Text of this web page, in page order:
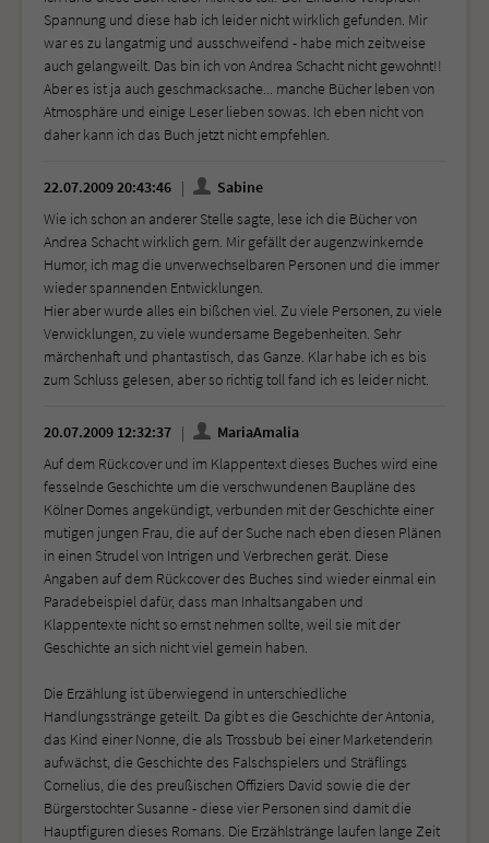
Spannung und diese hab ich leider nicht wirklich gefunden. Mir
war es zu langatmig und ausschweifend - habe mich zeitweise
auch gelangweilt. Das bin ich von Andrea Schacht nicht gewohnt!!
Aber es ist ja auch geschmacksache... manche Bücher leben von
Atmosphäre und einige Leser lieben sowas. Ich eben nicht von
daher kann ich das Buch jetzt nicht empfehlen.
22.07.2009 20:43:46
Sabine
Wie ich schon an anderer Stelle sagte, lese ich die Bücher von
Andrea Schacht wirklich gern. Mir gefällt der augenzwinkernde
Humor, ich mag die unverwechselbaren Personen und die immer
wieder spannenden Entwicklungen.
Hier aber wurde alles ein bißchen viel. Zu viele Personen, zu viele
Verwicklungen, zu viele wundersame Begebenheiten. Sehr
märchenhaft und phantastisch, das Ganze. Klar habe ich es bis
zum Schluss gelesen, aber so richtig toll fand ich es leider nicht.
20.07.2009 12:32:37
MariaAmalia
Auf dem Rückcover und im Klappentext dieses Buches wird eine
fesselnde Geschichte um die verschwundenen Baupläne des
Kölner Domes angekündigt, verbunden mit der Geschichte einer
mutigen jungen Frau, die auf der Suche nach eben diesen Plänen
in einen Strudel von Intrigen und Verbrechen gerät. Diese
Angaben auf dem Rückcover des Buches sind wieder einmal ein
Paradebeispiel dafür, dass man Inhaltsangaben und
Klappentexte nicht so ernst nehmen sollte, weil sie mit der
Geschichte an sich nicht viel gemein haben.
Die Erzählung ist überwiegend in unterschiedliche
Handlungsstränge geteilt. Da gibt es die Geschichte der Antonia,
das Kind einer Nonne, die als Trossbub bei einer Marketenderin
aufwächst, die Geschichte des Falschspielers und Sträflings
Cornelius, die des preußischen Offiziers David sowie die der
Bürgerstochter Susanne - diese vier Personen sind damit die
Hauptfiguren dieses Romans. Die Erzählstränge laufen lange Zeit